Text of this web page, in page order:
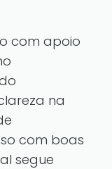
com apoio
na
com boas
segue